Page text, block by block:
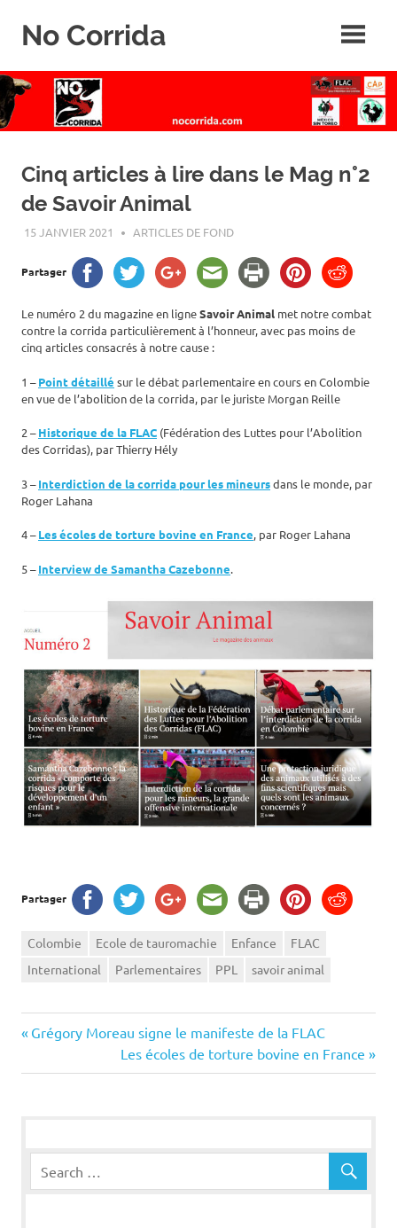
No Corrida
de
la
corrida
Cinq articles à lire dans le Mag n°2
de Savoir Animal
15 JANVIER 2021 ROGER LAHANA
ARTICLES DE FOND
Partager
Le numéro 2 du magazine en ligneSavoir Animal met notre combat
contre la corrida particulièrement à l’honneur, avec pas moins de
cinq articles consacrés à notre cause :
1 –Point détaillé sur le débat parlementaire en cours en Colombie
en vue de l’abolition de la corrida, par le juriste Morgan Reille
2 –Historique de la FLAC (Fédération des Luttes pour l’Abolition
des Corridas), par Thierry Hély
3 –Interdiction de la corrida pour les mineursdans le monde, par
Roger Lahana
4 –Les écoles de torture bovine en France, par Roger Lahana
5 –Interview de Samantha Cazebonne.
Partager
Colombie Ecole de tauromachie Enfance
FLAC
International
Parlementaires PPL savoir animal
Navigation
de
Previous
Grégory Moreau signe le manifeste de la FLAC
Next
Post:
Les écoles de torture bovine en France